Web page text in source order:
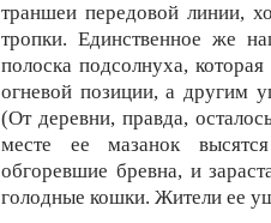
траншеи передовой линии,
тропки. Единственное же
полоска подсолнуха,
огневой позиции, а другим
(От деревни, правда,
месте ее мазанок
обгоревшие бревна, и
голодные кошки. Жители ее